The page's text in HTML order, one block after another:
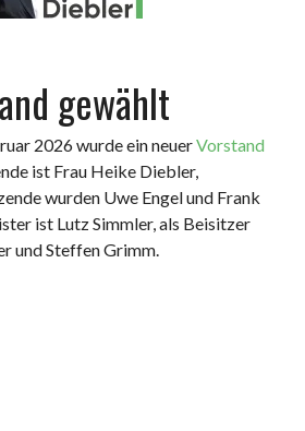
gewählt
2026 wurde ein neuerVorstand
ist Frau Heike Diebler,
wurden Uwe Engel und Frank
ist Lutz Simmler, als Beisitzer
und Steffen Grimm.